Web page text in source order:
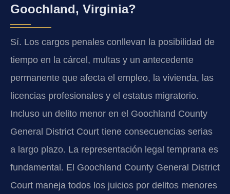
Goochland, Virginia?
Sí. Los cargos penales conllevan la posibilidad de
tiempo en la cárcel, multas y un antecedente
permanente que afecta el empleo, la vivienda, las
licencias profesionales y el estatus migratorio.
Incluso un delito menor en el Goochland County
General District Court tiene consecuencias serias
a largo plazo. La representación legal temprana es
fundamental. El Goochland County General District
Court maneja todos los juicios por delitos menores